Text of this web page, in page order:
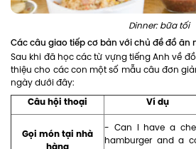
Dinner: bữa tối
Các câu giao tiếp cơ bản với chủ đề đồ ăn
Sau khi đã học các từ vựng tiếng Anh về
thiệu cho các con một số mẫu câu đơn
ngày dưới đây:
Câu hội thoại Ví dụ
Gọi món tại nhà
- Can I have a
hamburger and a